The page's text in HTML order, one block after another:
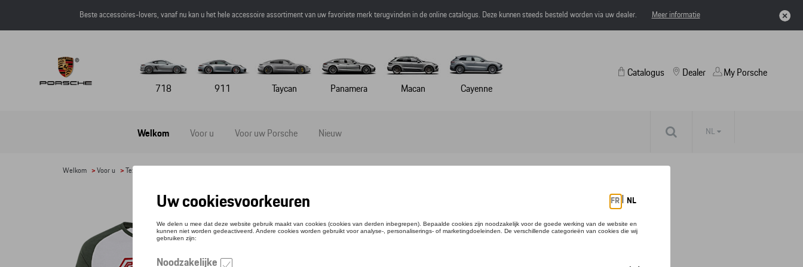
Beste accessoires-lovers, vanaf nu kan u het hele accessoire assortiment van uw favoriete merk terugvinden in de online catalogus. Deze kunnen steeds besteld worden via uw dealer. Meer informatie
718 911 Taycan Panamera Macan Cayenne
Catalogus
Welkom Voor u Voor uw Porsche Nieuw
Dealer My Porsche
NL
Welkom >Voor u >Textiel
T-SHIRT - RS 2.7 - S
Referentie: WAP95000S0NRS2